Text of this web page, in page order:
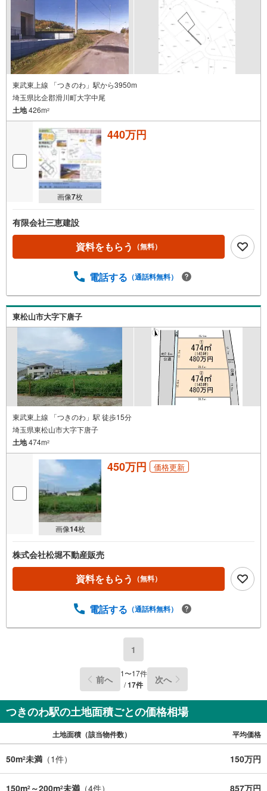
通
知
を
受
け
取
る
・
を
保
る
東武東上線 「つきのわ」駅から3950m
埼玉県比企郡滑川町大字中尾
土地426m2
画像7枚
440万円
有限会社三恵建設
資料をもらう （無料）
電話する （通話料無料）
東松山市大字下唐子
東武東上線 「つきのわ」駅 徒歩15分
埼玉県東松山市大字下唐子
土地474m2
画像14枚
450万円 価格更新
株式会社松堀不動産販売
資料をもらう （無料）
電話する （通話料無料）
1
前へ 1〜17件
/17件 次へ
つきのわ駅の土地面積ごとの価格相場
土地面積（該当物件数） 平均価格
50m2未満 （1件） 150万円
150m2 ～200m2未満 （4件） 857万円